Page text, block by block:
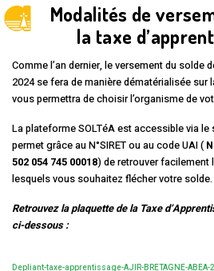
Modalités de
la taxe
Comme l’an dernier, le versement du solde
2024 se fera de manière dématérialisée sur
vous permettra de choisir l’organisme de
La plateforme SOLTéA est accessible via le
permet grâce au N°SIRET ou au code UAI (
502 054 745 00018) de retrouver facilement
lesquels vous souhaitez flécher votre solde.
Retrouvez la plaquette de la Taxe
ci-dessous :
Depliant-taxe-apprentissage-AJIR-BRETAGNE-ABEA-